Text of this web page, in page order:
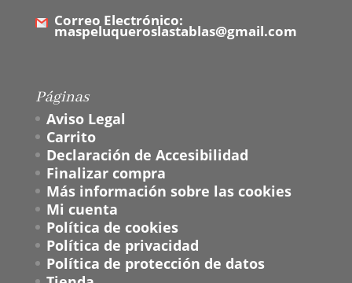
Correo Electrónico:
maspeluqueroslastablas@gmail.com
Páginas
Aviso Legal
Carrito
Declaración de Accesibilidad
Finalizar compra
Más información sobre las cookies
Mi cuenta
Política de cookies
Política de privacidad
Política de protección de datos